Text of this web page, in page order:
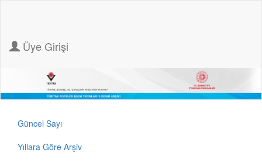
Üye Girişi
Güncel Sayı
Yıllara Göre Arşiv